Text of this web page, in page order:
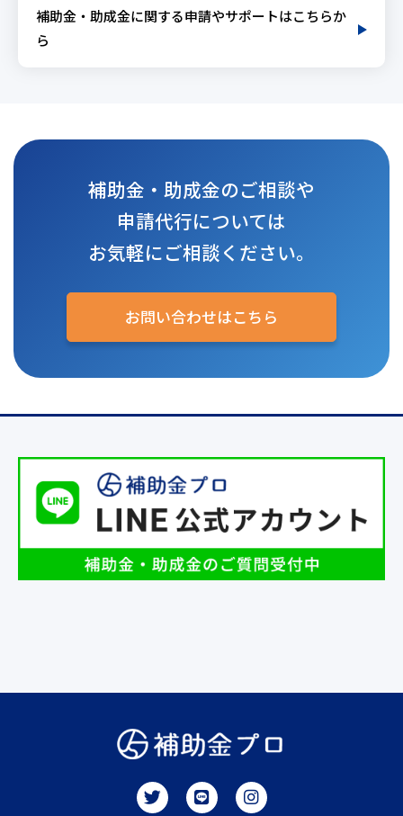
補助金・助成金に関する申請やサポートはこちらか
ら
補助金・助成金のご相談や
申請代行については
お気軽にご相談ください。
お問い合わせはこちら